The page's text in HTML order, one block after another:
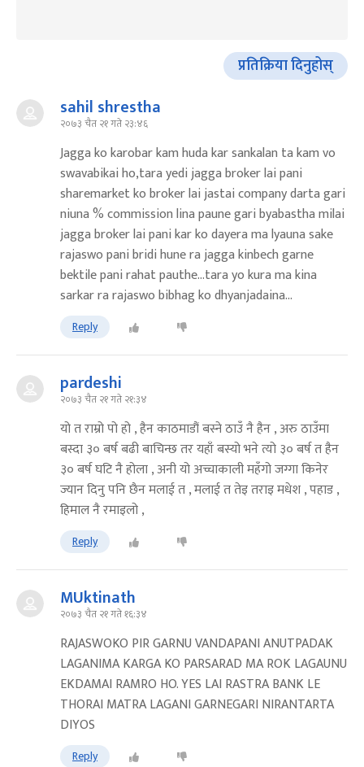
प्रतिक्रिया दिनुहोस्
sahil shrestha
२०७३ चैत २१ गते २३:४६
Jagga ko karobar kam huda kar sankalan ta kam vo
swavabikai ho,tara yedi jagga broker lai pani
sharemarket ko broker lai jastai company darta gari
niuna % commission lina paune gari byabastha milai
jagga broker lai pani kar ko dayera ma lyauna sake
rajaswo pani bridi hune ra jagga kinbech garne
bektile pani rahat pauthe...tara yo kura ma kina
sarkar ra rajaswo bibhag ko dhyanjadaina...
Reply
pardeshi
२०७३ चैत २१ गते २१:३४
यो त राम्रो पो हो , हैन काठमाडौं बस्ने ठाउँ नै हैन , अरु ठाउँमा
बस्दा ३० बर्ष बढी बाचिन्छ तर यहाँ बस्यो भने त्यो ३० बर्ष त हैन
३० बर्ष घटि नै होला , अनी यो अच्चाकाली महँगो जग्गा किनेर
ज्यान दिनु पनि छैन मलाई त , मलाई त तेइ तराइ मधेश , पहाड ,
हिमाल नै रमाइलो ,
Reply
MUktinath
२०७३ चैत २१ गते १६:३४
RAJASWOKO PIR GARNU VANDAPANI ANUTPADAK
LAGANIMA KARGA KO PARSARAD MA ROK LAGAUNU
EKDAMAI RAMRO HO. YES LAI RASTRA BANK LE
THORAI MATRA LAGANI GARNEGARI NIRANTARTA
DIYOS
Reply